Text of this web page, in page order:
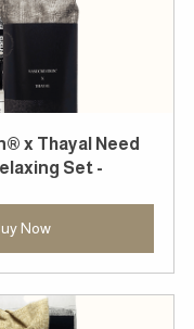
x Thayal Need
Set -
Now